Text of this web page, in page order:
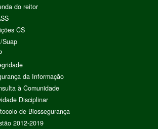
do reitor
CS
Suap
da Informação
à Comunidade
Disciplinar
de Biossegurança
2012-2019